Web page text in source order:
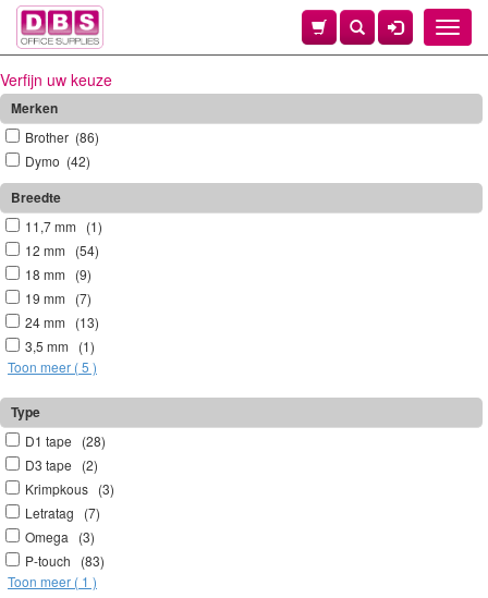
Toggle
Verfijn uw keuze
Merken
Brother (86)
Dymo (42)
Breedte
11,7 mm (1)
12 mm (54)
18 mm (9)
19 mm (7)
24 mm (13)
3,5 mm (1)
Toon meer ( 5 )
Type
D1 tape (28)
D3 tape (2)
Krimpkous (3)
Letratag (7)
Omega (3)
P-touch (83)
Toon meer ( 1 )